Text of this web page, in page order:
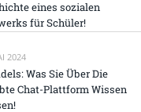
eines sozialen
für Schüler!
2024
Was Sie Über Die
Chat-Plattform Wissen